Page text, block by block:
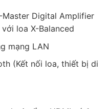
Master Digital Amplifier
loa X-Balanced
mạng LAN
(Kết nối loa, thiết bị di